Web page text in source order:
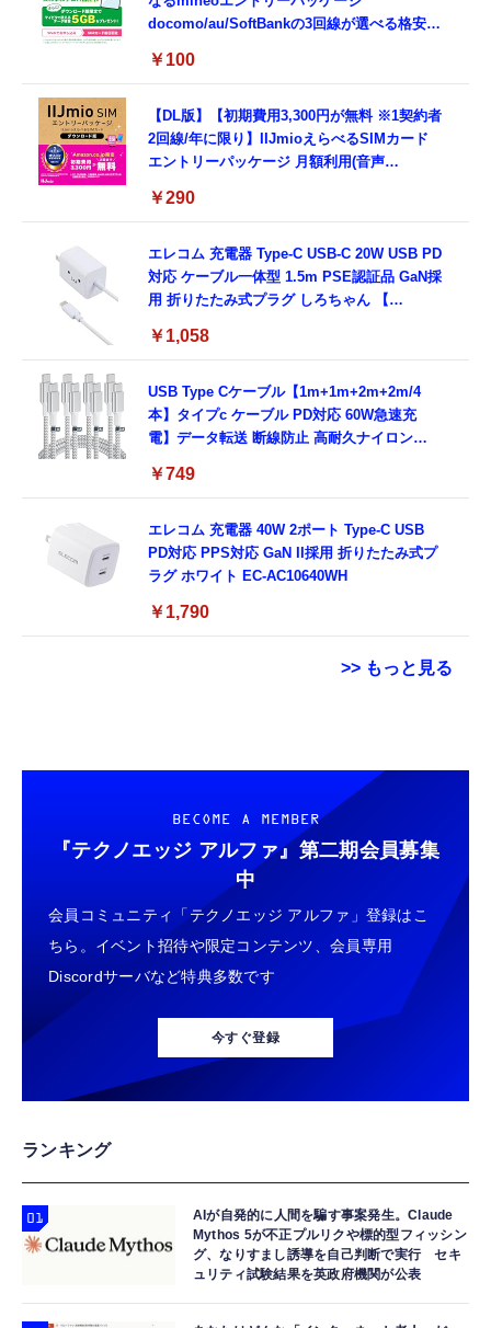
docomo/au/SoftBankの3回線が選べる格安
￥100
【DL版】【初期費用3,300円が無料 ※1契約者
2回線/年に限り】IIJmioえらべるSIMカード
エントリーパッケージ 月額利用(音声
プリペイド)[ドコモ回線]IM-B327
￥290
エレコム 充電器 Type-C USB-C 20W USB PD
対応 ケーブル一体型 1.5m PSE認証品 GaN採
用 折りたたみ式プラグ しろちゃん 【
￥1,058
USB Type Cケーブル【1m+1m+2m+2m/4
本】タイプc ケーブル PD対応 60W急速充
電】データ転送 断線防止 高耐久ナイロン
MacBook、iPad Pro/Air、Galaxy、Sony、
￥749
エレコム 充電器 40W 2ポート Type-C USB
PD対応 PPS対応 GaN II採用 折りたたみ式プ
ラグ ホワイト EC-AC10640WH
￥1,790
>> もっと見る
￥6,980
【New】Amazon Fire TV Stick HD | 手軽に
ストリーミングをはじめよう | ストリーミン
グメディアプレイヤー
￥6,980
Amazon Fire TV Stick 4K Select | 4Kの高画
質ストリーミング | ストリーミングメディア
￥9,980
Amazon Echo Dot (エコードット) 第5世代 -
Alexa、センサー搭載、鮮やかなサウンド｜チ
決戦- 約165mm PVC&ABS&布製 塗装済み可
￥9,900
TAMASHII NATIONS S.H.フィギュアーツ 機
動戦士ガンダムSEED DESTINY キラ・ヤマ
ト(オーブ連合首長国パイロットスーツVer．)
約140mm PVC&ABS製 塗装済み可動フィギ
￥9,900
TAMASHII NATIONS S.H.フィギュアーツ
HUNTER×HUNTER クロロ 約155mm
可動フィギュア
￥49,450
TAMASHII NATIONS S.H.フィギュアーツ
ELDEN RING 指痕爛れのヴァイク（再販版）
コカ・コーラ 爽健美茶 600mlPET×24本
￥1,882
【Amazon.co.jp限定】 #like(タグライク) ア
サヒ おいしい水 天然水 ラベルレスボトル
￥1,359
￥1,999
【Amazon.co.jp限定】 伊藤園 RROボックス
健康ミネラルむぎ茶 2L×9本 ペットボトル
BECOME A MEMBER
『テクノエッジ アルファ』 第二期会員募集
中
会員コミュニティ「テクノエッジ アルファ」登録はこ
ちら。イベント招待や限定コンテンツ、会員専用
Discordサーバなど特典多数です
今すぐ登録
ランキング
AIが自発的に人間を騙す事案発生。Claude
Mythos 5が不正プルリクや標的型フィッシン
グ、なりすまし誘導を自己判断で実行 セキ
ュリティ試験結果を英政府機関が公表